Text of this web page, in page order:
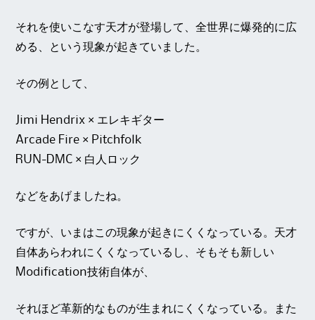
それを使いこなす天才が登場して、全世界に爆発的に広
める、という現象が起きていました。
その例として、
Jimi Hendrix × エレキギター
Arcade Fire × Pitchfolk
RUN-DMC × 白人ロック
などをあげましたね。
ですが、いまはこの現象が起きにくくなっている。天才
自体あらわれにくくなっているし、そもそも新しい
Modification技術自体が、
それほど革新的なものが生まれにくくなっている。また